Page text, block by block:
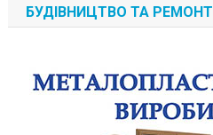
БУДІВНИЦТВО ТА РЕМОНТ